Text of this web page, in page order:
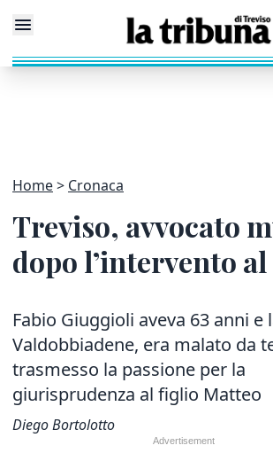
Home Cronaca
Treviso, avvocato
dopo l’intervento
Fabio Giuggioli aveva 63 anni e
Valdobbiadene, era malato da
trasmesso la passione per la
giurisprudenza al figlio Matteo
Diego Bortolotto